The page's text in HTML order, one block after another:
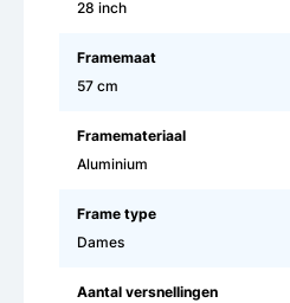
28 inch
Framemaat
57 cm
Framemateriaal
Aluminium
Frame type
Dames
Aantal versnellingen